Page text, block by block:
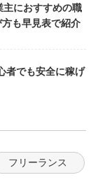
主におすすめの職
も早見表で紹介
者でも安全に稼げ
フリーランス